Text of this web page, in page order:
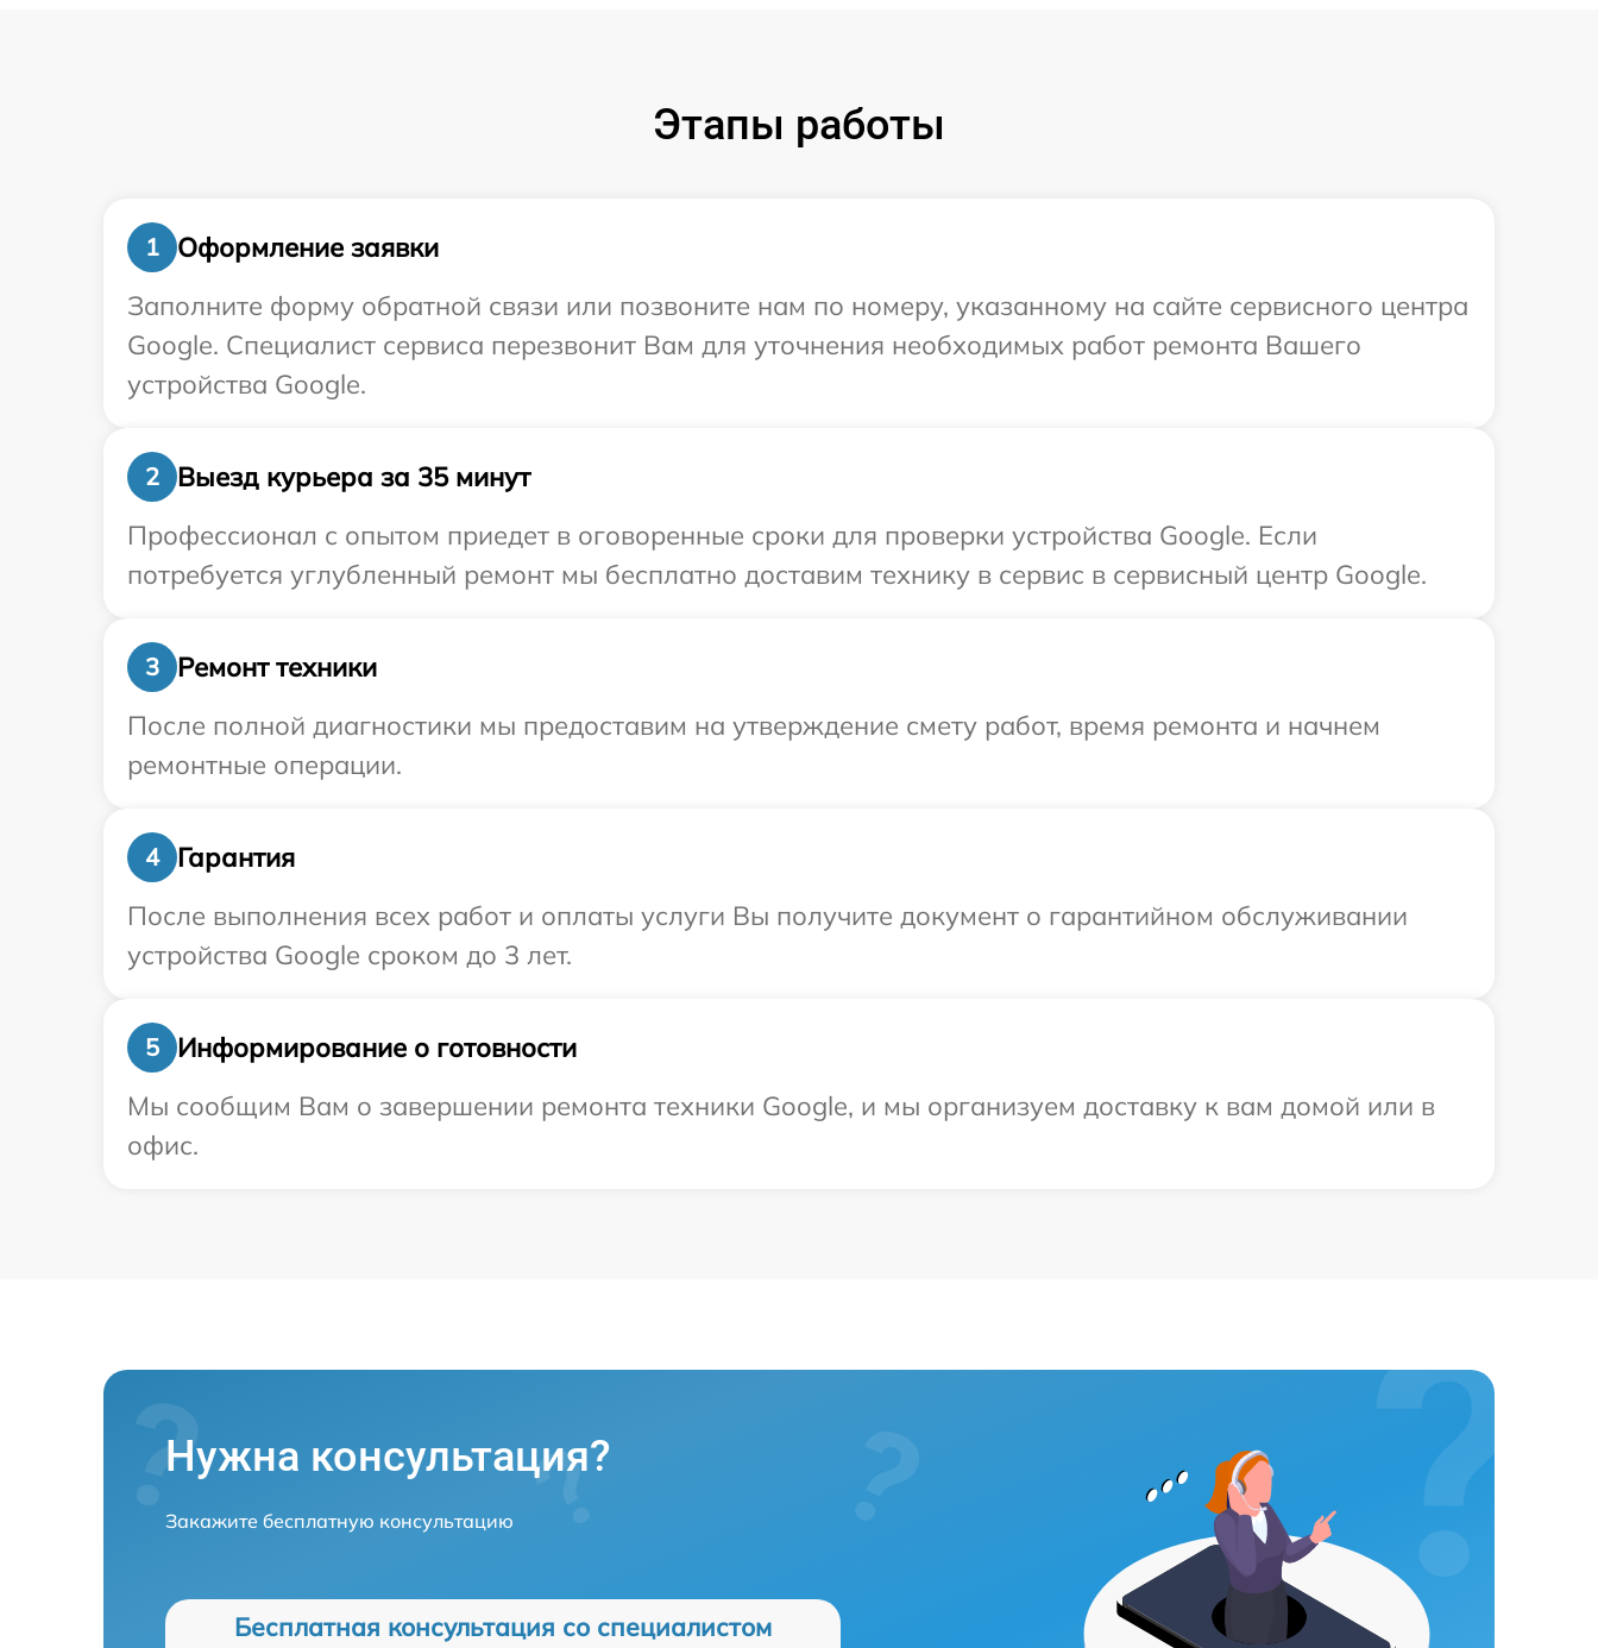
Этапы работы
1
Оформление заявки
Заполните форму обратной связи или позвоните нам по номеру, указанному на сайте сервисного центра
Google. Специалист сервиса перезвонит Вам для уточнения необходимых работ ремонта Вашего
устройства Google.
2
Выезд курьера за 35 минут
Профессионал с опытом приедет в оговоренные сроки для проверки устройства Google. Если
потребуется углубленный ремонт мы бесплатно доставим технику в сервис в сервисный центр Google.
3
Ремонт техники
После полной диагностики мы предоставим на утверждение смету работ, время ремонта и начнем
ремонтные операции.
4
Гарантия
После выполнения всех работ и оплаты услуги Вы получите документ о гарантийном обслуживании
устройства Google сроком до 3 лет.
5
Информирование о готовности
Мы сообщим Вам о завершении ремонта техники Google, и мы организуем доставку к вам домой или в
офис.
Нужна консультация?
Закажите бесплатную консультацию
Бесплатная консультация со специалистом